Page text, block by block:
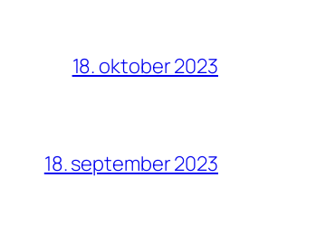
18. oktober 2023
18. september 2023